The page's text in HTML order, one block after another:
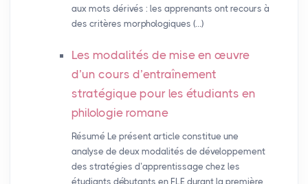
aux mots dérivés : les apprenants ont recours à
des critères morphologiques (…)
Les modalités de mise en œuvre
d’un cours d’entraînement
stratégique pour les étudiants en
philologie romane
Résumé Le présent article constitue une
analyse de deux modalités de développement
des stratégies d’apprentissage chez les
étudiants débutants en FLE durant la première